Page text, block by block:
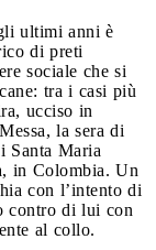
ultimi anni è
di preti
sociale che si
tra i casi più
ucciso in
la sera di
Santa Maria
in Colombia. Un
con l’intento di
contro di lui con
al collo.